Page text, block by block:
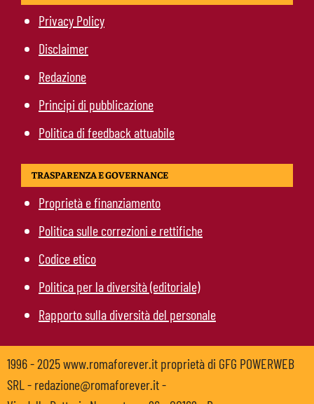
Privacy Policy
Disclaimer
Redazione
Principi di pubblicazione
Politica di feedback attuabile
TRASPARENZA E GOVERNANCE
Proprietà e finanziamento
Politica sulle correzioni e rettifiche
Codice etico
Politica per la diversità (editoriale)
Rapporto sulla diversità del personale
1996 - 2025 www.romaforever.it proprietà di GFG POWERWEB
SRL - redazione@romaforever.it -